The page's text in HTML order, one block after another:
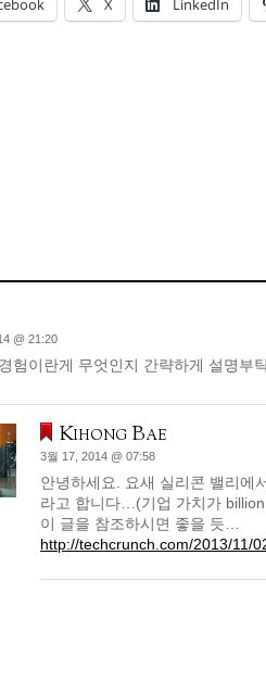
X LinkedIn
@ 21:20
험이란게 무엇인지 간략하게 설명부
Kihong Bae
3월 17, 2014 @ 07:58
안녕하세요. 요새 실리콘 밸리에
라고 합니다…(기업 가치가
이 글을 참조하시면 좋을 듯…
http://techcrunch.com/2013/11/